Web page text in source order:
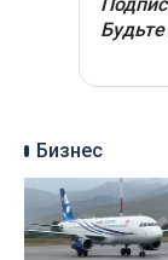
Бизнес